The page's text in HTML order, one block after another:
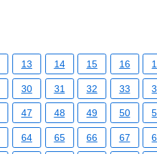
13 14 15 16
30 31 32 33
47 48 49 50
64 65 66 67